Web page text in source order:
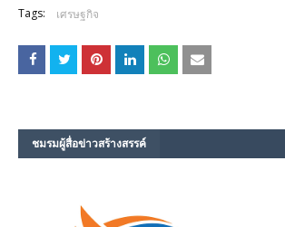
Tags: เศรษฐกิจ
ชมรม​ผู้สื่อข่าวสร้างสรรค์​